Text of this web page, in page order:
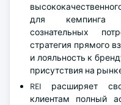
для кемпинга
сознательных
стратегия прямого
и лояльность к
присутствия на
REI расширяет
клиентам полный